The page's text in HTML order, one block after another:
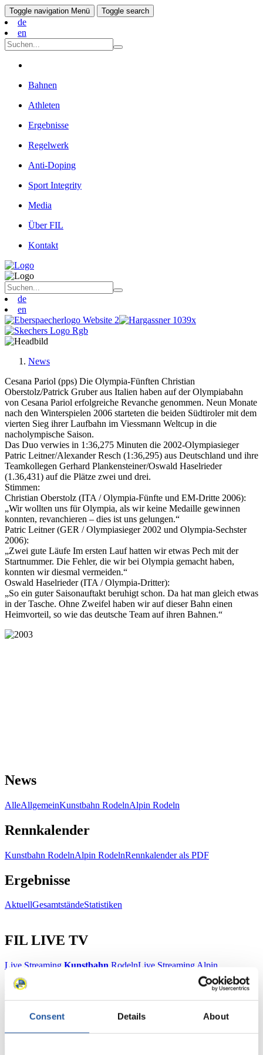
Consent Details About
Toggle navigation Menü Toggle search
de
en
Bahnen
Athleten
Ergebnisse
Regelwerk
Anti-Doping
Sport Integrity
Media
Über FIL
Kontakt
de
en
News
Cesana Pariol (pps) Die Olympia-Fünften Christian
Oberstolz/Patrick Gruber aus Italien haben auf der Olympiabahn
von Cesana Pariol erfolgreiche Revanche genommen. Neun Monate
nach den Winterspielen 2006 starteten die beiden Südtiroler mit dem
vierten Sieg ihrer Laufbahn im Viessmann Weltcup in die
nacholympische Saison.
Das Duo verwies in 1:36,275 Minuten die 2002-Olympiasieger
Patric Leitner/Alexander Resch (1:36,295) aus Deutschland und ihre
Teamkollegen Gerhard Plankensteiner/Oswald Haselrieder
(1.36,431) auf die Plätze zwei und drei.
Stimmen:
Christian Oberstolz (ITA / Olympia-Fünfte und EM-Dritte 2006):
„Wir wollten uns für Olympia, als wir keine Medaille gewinnen
konnten, revanchieren – dies ist uns gelungen.“
Patric Leitner (GER / Olympiasieger 2002 und Olympia-Sechster
2006):
„Zwei gute Läufe Im ersten Lauf hatten wir etwas Pech mit der
Startnummer. Die Fehler, die wir bei Olympia gemacht haben,
konnten wir diesmal vermeiden.“
Oswald Haselrieder (ITA / Olympia-Dritter):
„So ein guter Saisonauftakt beruhigt schon. Da hat man gleich etwas
in der Tasche. Ohne Zweifel haben wir auf dieser Bahn einen
Heimvorteil, so wie das deutsche Team auf ihren Bahnen.“
News
AlleAllgemeinKunstbahn RodelnAlpin Rodeln
Rennkalender
Kunstbahn RodelnAlpin RodelnRennkalender als PDF
Ergebnisse
AktuellGesamtständeStatistiken
FIL LIVE TV
Live Streaming Kunstbahn RodelnLive Streaming Alpin
Rodeln
Ergebnis-Live-Ticker Kunstbahn
Naturbahn